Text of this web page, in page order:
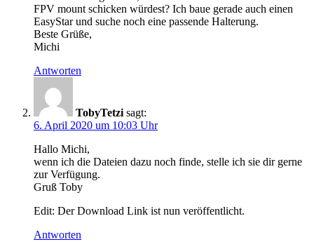
FPV mount schicken würdest? Ich baue gerade auch einen
EasyStar und suche noch eine passende Halterung.
Beste Grüße,
Michi
Antworten
TobyTetzi sagt:
6. April 2020 um 10:03 Uhr
Hallo Michi,
wenn ich die Dateien dazu noch finde, stelle ich sie dir gerne
zur Verfügung.
Gruß Toby
Edit: Der Download Link ist nun veröffentlicht.
Antworten